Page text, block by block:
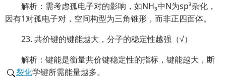
解析：需考虑孤电子对的影响，如NH₃中N为sp³杂化，
因有1对孤电子对，空间构型为三角锥形，而非正四面体。
23. 共价键的键能越大，分子的稳定性越强（√）
解析：键能是衡量共价键稳定性的指标，键能越大，断
裂化学键所需能量越多。